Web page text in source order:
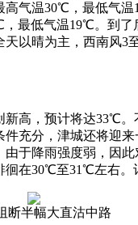
高气温30℃，最低气
最低气温19℃。到了
以晴为主，西南风3
高，预计将达33℃。
充分，津城还将迎
于降雨强度弱，因
徊在30℃至31℃左右。
断半幅大直沽中路